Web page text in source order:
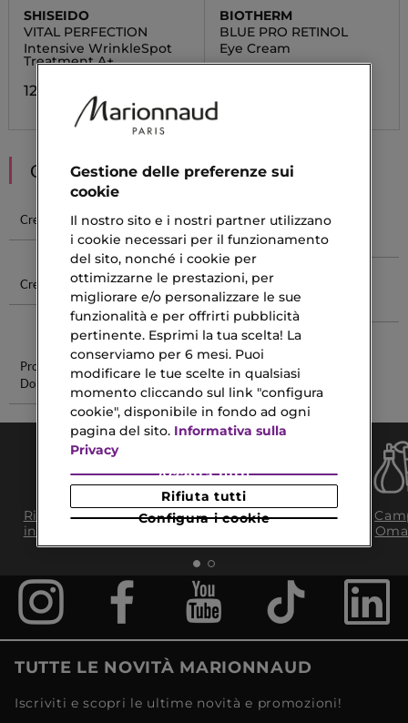
SHISEIDO
VITAL PERFECTION
Intensive WrinkleSpot
Treatment A+
121,00 €
BIOTHERM
BLUE PRO RETINOL
Eye Cream
CONSIGLIATI PER TE
Crema Solare
Crema Per
Cicatrici
Crema Per
Ricci
Crema Alla
Calendula
Crema Urea
Matita
Colorata
Occhi
Cofanetti
Mascara
Profumo
Donna 50 Ml
Kit Solari
Ritiro in negozio
in 2H
Consegna Gratuita
da 35€​ in 24/48H
TUTTE LE NOVITÀ MARIONNAUD
Iscriviti e scopri le ultime novità e promozioni!
Gestione delle preferenze sui
cookie
Il nostro sito e i nostri partner utilizzano
i cookie necessari per il funzionamento
del sito, nonché i cookie per
ottimizzarne le prestazioni, per
migliorare e/o personalizzare le sue
funzionalità e per offrirti pubblicità
pertinente. Esprimi la tua scelta! La
conserviamo per 6 mesi. Puoi
modificare le tue scelte in qualsiasi
momento cliccando sul link "configura
cookie", disponibile in fondo ad ogni
pagina del sito. Informativa sulla
Privacy
Configura i cookie
Rifiuta tutti
Accetta tutti